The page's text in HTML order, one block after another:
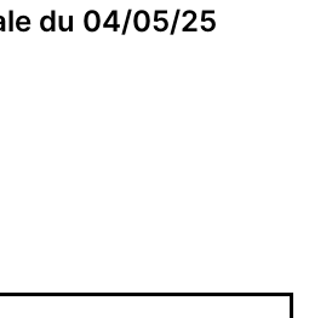
du 04/05/25